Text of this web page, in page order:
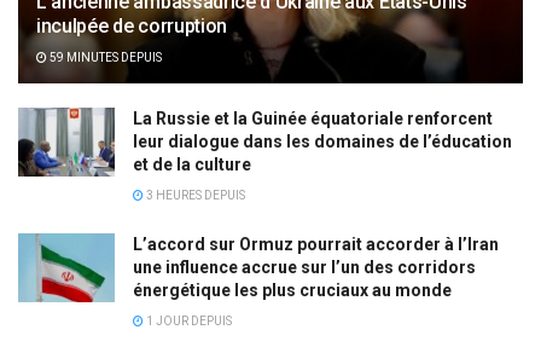
inculpée de corruption
59 MINUTES DEPUIS
La Russie et la Guinée équatoriale renforcent
leur dialogue dans les domaines de l’éducation
et de la culture
3 HEURES DEPUIS
L’accord sur Ormuz pourrait accorder à l’Iran
une influence accrue sur l’un des corridors
énergétique les plus cruciaux au monde
1 JOUR DEPUIS